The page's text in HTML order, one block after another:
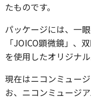
たものです。
パッケージには、一
「JOICO顕微鏡」、
を使用したオリジナ
現在はニコンミュー
お、ニコンミュージ